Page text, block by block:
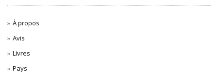
À propos
Avis
Livres
Pays